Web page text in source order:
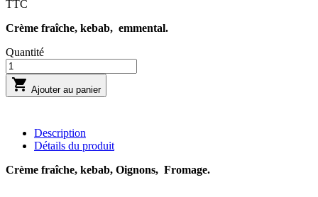
TTC
Crème fraîche, kebab, emmental.
Quantité
 Ajouter au panier
Description
Détails du produit
Crème fraîche, kebab, Oignons, Fromage.